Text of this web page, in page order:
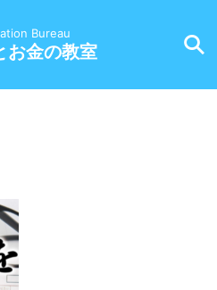
Bureau
お金の教室